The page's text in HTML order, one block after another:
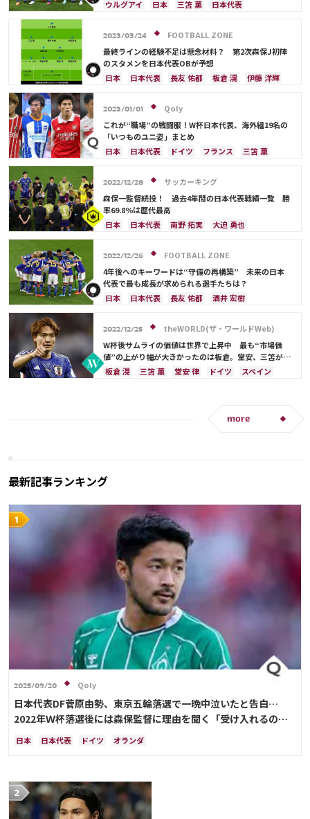
伊藤 洋輝
ウルグアイ 日本 三笘 薫
日本代表
シュミット・ダニエル
長友 佑都
守田 英正
鎌田 大地 堂安 律
遠藤 航
伊藤 洋輝
2023/03/24
FOOTBALL ZONE
最終ラインの経験不足は懸念材料？ 第2次森保J初陣
のスタメンを日本代表OBが予想
日本
日本代表 長友 佑都 板倉 滉
伊藤 洋輝
シュミット・ダニエル
谷口 彰悟
山根 視来 柴崎 岳
伊東 純也
南野 拓実
守田 英正 三笘 薫
鎌田 大地
酒井 宏樹 冨安 健洋
遠藤 航
2023/01/01
Qoly
これが“職場”の戦闘服！W杯日本代表、海外組19名の
「いつものユニ姿」まとめ
日本
日本代表 ドイツ フランス
三笘 薫
ポルトガル
川島 永嗣
シュミット・ダニエル
吉田 麻也
柴崎 岳 伊東 純也
浅野 拓磨
南野 拓実
守田 英正
鎌田 大地
板倉 滉 堂安 律
前田 大然
2022/12/28
サッカーキング
森保一監督続投！ 過去4年間の日本代表戦績一覧 勝
率69.8％は歴代最高
日本
日本代表 南野 拓実
大迫 勇也
三笘 薫
堂安 律 ブラジル
原口 元気
相馬 勇紀
サウジアラビア 韓国
田中 碧
古橋 亨梧
町野 修斗 ドイツ
スペイン
クロアチア
エクアドル ウルグアイ
吉田 麻也
佐々木 翔 山根 視来
守田 英正
前田 大然
遠藤 航 カタール
イラン
セルビア
ガーナ カメルーン
谷 晃生
長友 佑都
植田 直通 久保 建英
酒井 宏樹
2022/12/26
FOOTBALL ZONE
4年後へのキーワードは“守備の再構築” 未来の日本
代表で最も成長が求められる選手たちは？
日本
日本代表 長友 佑都
酒井 宏樹
冨安 健洋
遠藤 航 谷 晃生 田中 碧
伊藤 洋輝
カタール
谷口 彰悟 植田 直通
三笘 薫
上田 綺世
久保 建英 堂安 律
前田 大然
相馬 勇紀
町野 修斗
権田 修一
2022/12/25
theWORLD(ザ・ワールドWeb)
W杯後サムライの価値は世界で上昇中 最も“市場価
値”の上がり幅が大きかったのは板倉。堂安、三笘が続
く
板倉 滉 三笘 薫 堂安 律 ドイツ
スペイン
日本代表more
最新記事ランキング
2025/09/20 Qoly
日本代表DF菅原由勢、東京五輪落選で一晩中泣いたと告白…
2022年Ｗ杯落選後には森保監督に理由を聞く「受け入れるのは
難しかった」
日本 日本代表 ドイツ オランダ